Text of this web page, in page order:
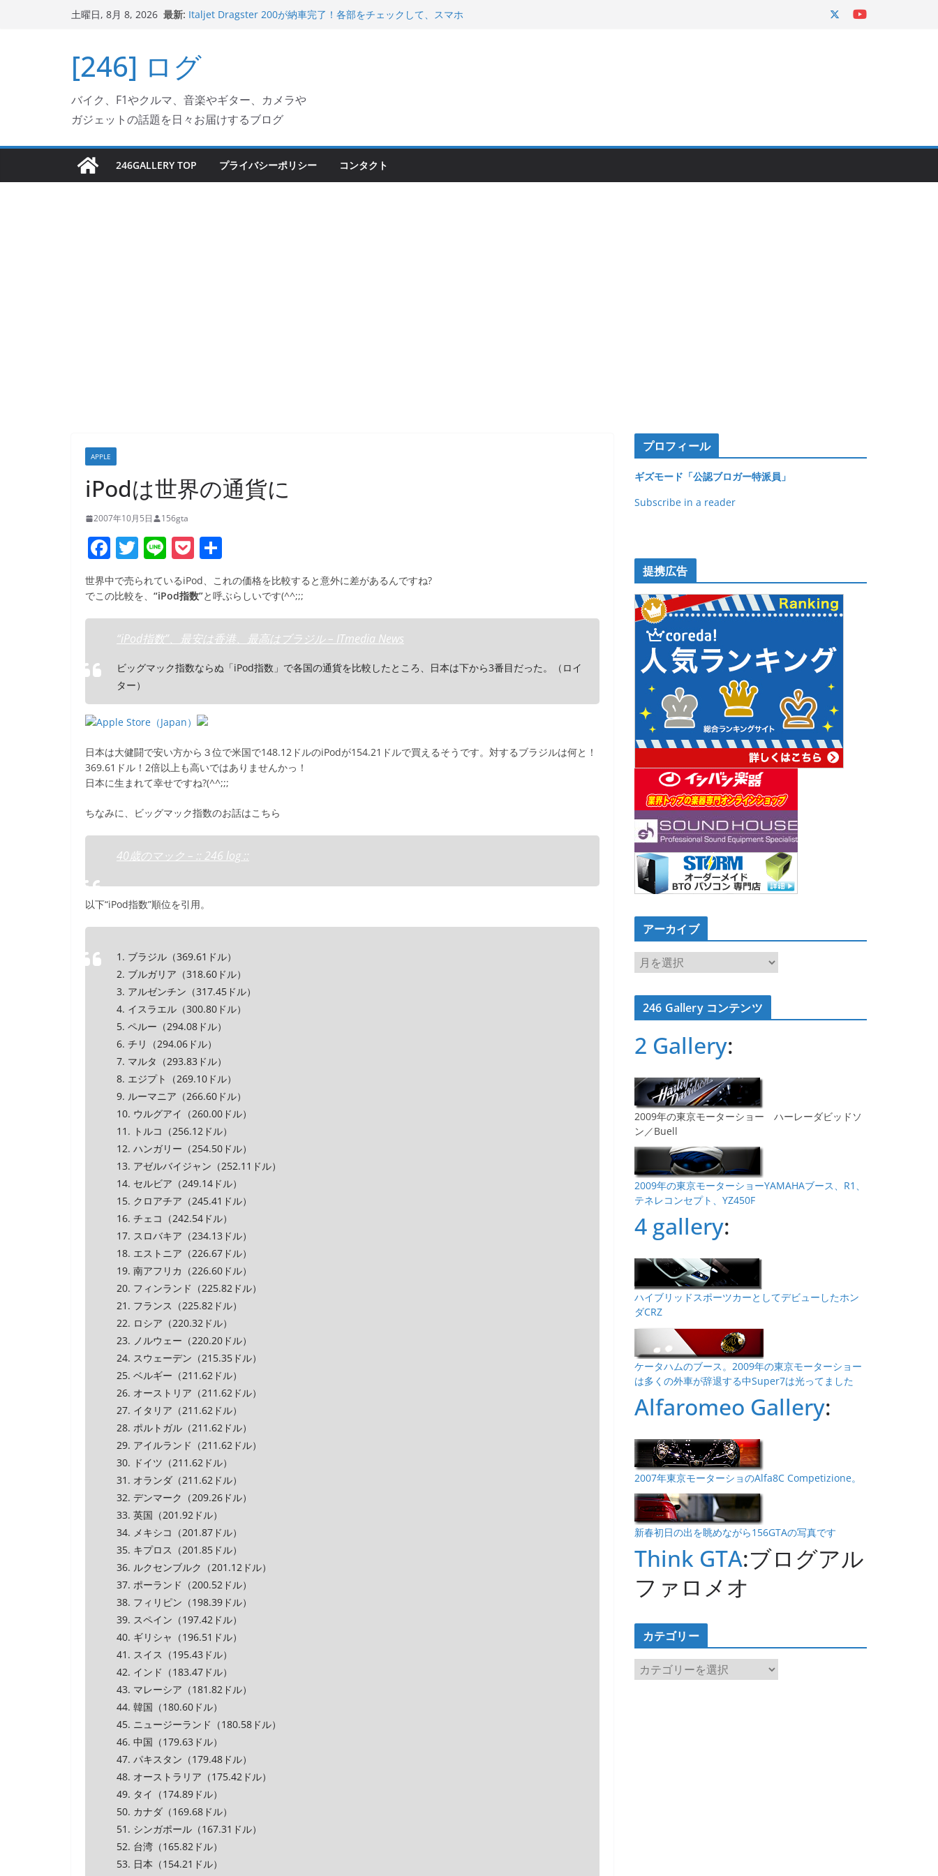
キ
プ
土曜日, 8月 8, 2026 最新: Italjet Dragster 200が納車完了！各部をチェックして、スマホ
Ken Block 逝去
岩手県奥州市へのふるさと納税で KGR HARMONY 南部鉄器エ
Italjet Dragster 200のフロントISSサスの動きが判ったらコーナ
リングが楽しくなった
[246] ログ
バイク、F1やクルマ、音楽やギター、カメラや
ガジェットの話題を日々お届けするブログ
246GALLERY TOP プライバシーポリシー コンタクト
APPLE
iPodは世界の通貨に
2007年10月5日 156gta
F
a
c
e
b
o
o
k
T
w
itt
er
Li
n
e
P
o
ck
et
有
世界中で売られているiPod、これの価格を比較すると意外に差があるんですね?
でこの比較を、 “iPod指数”と呼ぶらしいです(^^;;;
“iPod指数”、最安は香港、最高はブラジル – ITmedia News
ビッグマック指数ならぬ「iPod指数」で各国の通貨を比較したところ、日本は下から3番目だった。（ロイ
ター）
日本は大健闘で安い方から３位で米国で148.12ドルのiPodが154.21ドルで買えるそうです。対するブラジルは何と！
369.61ドル！2倍以上も高いではありませんかっ！
日本に生まれて幸せですね?(^^;;;
ちなみに、ビッグマック指数のお話はこちら
40歳のマック – :: 246 log ::
以下“iPod指数”順位を引用。
1. ブラジル（369.61ドル）
2. ブルガリア（318.60ドル）
3. アルゼンチン（317.45ドル）
4. イスラエル（300.80ドル）
5. ペルー（294.08ドル）
6. チリ（294.06ドル）
7. マルタ（293.83ドル）
8. エジプト（269.10ドル）
9. ルーマニア（266.60ドル）
10. ウルグアイ（260.00ドル）
11. トルコ（256.12ドル）
12. ハンガリー（254.50ドル）
13. アゼルバイジャン（252.11ドル）
14. セルビア（249.14ドル）
15. クロアチア（245.41ドル）
16. チェコ（242.54ドル）
17. スロバキア（234.13ドル）
18. エストニア（226.67ドル）
19. 南アフリカ（226.60ドル）
20. フィンランド（225.82ドル）
21. フランス（225.82ドル）
22. ロシア（220.32ドル）
23. ノルウェー（220.20ドル）
24. スウェーデン（215.35ドル）
25. ベルギー（211.62ドル）
26. オーストリア（211.62ドル）
27. イタリア（211.62ドル）
28. ポルトガル（211.62ドル）
29. アイルランド（211.62ドル）
30. ドイツ（211.62ドル）
31. オランダ（211.62ドル）
32. デンマーク（209.26ドル）
33. 英国（201.92ドル）
34. メキシコ（201.87ドル）
35. キプロス（201.85ドル）
36. ルクセンブルク（201.12ドル）
37. ポーランド（200.52ドル）
38. フィリピン（198.39ドル）
39. スペイン（197.42ドル）
40. ギリシャ（196.51ドル）
41. スイス（195.43ドル）
42. インド（183.47ドル）
43. マレーシア（181.82ドル）
44. 韓国（180.60ドル）
45. ニュージーランド（180.58ドル）
46. 中国（179.63ドル）
47. パキスタン（179.48ドル）
48. オーストラリア（175.42ドル）
49. タイ（174.89ドル）
50. カナダ（169.68ドル）
51. シンガポール（167.31ドル）
52. 台湾（165.82ドル）
53. 日本（154.21ドル）
プロフィール
ギズモード「公認ブロガー特派員」
Subscribe in a reader
提携広告
アーカイブ
ア
ー
カ
イ246 Gallery コンテンツ
2 Gallery:
2009年の東京モーターショー ハーレーダビッドソ
ン／Buell
2009年の東京モーターショーYAMAHAブース、R1、
テネレコンセプト、YZ450F
4 gallery:
ハイブリッドスポーツカーとしてデビューしたホン
ダCRZ
ケータハムのブース。2009年の東京モーターショー
は多くの外車が辞退する中Super7は光ってました
Alfaromeo Gallery:
2007年東京モーターショのAlfa8C Competizione。
新春初日の出を眺めながら156GTAの写真です
Think GTA:ブログアル
ファロメオ
カテゴリー
カ
テ